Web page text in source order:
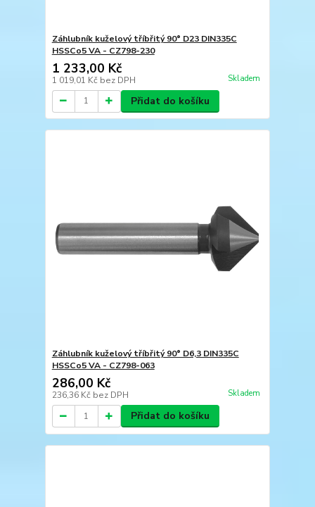
Záhlubník kuželový tříbřitý 90° D23 DIN335C
HSSCo5 VA - CZ798-230
1 233,00 Kč
1 019,01 Kč bez DPH Skladem
Přidat do košíku
Záhlubník kuželový tříbřitý 90° D6,3 DIN335C
HSSCo5 VA - CZ798-063
286,00 Kč
236,36 Kč bez DPH Skladem
Přidat do košíku